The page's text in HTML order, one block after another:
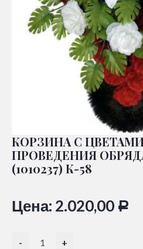
КОРЗИНА С
ПРОВЕДЕНИЯ
(1010237) К-58
Цена: 2.020,00 Р
- +